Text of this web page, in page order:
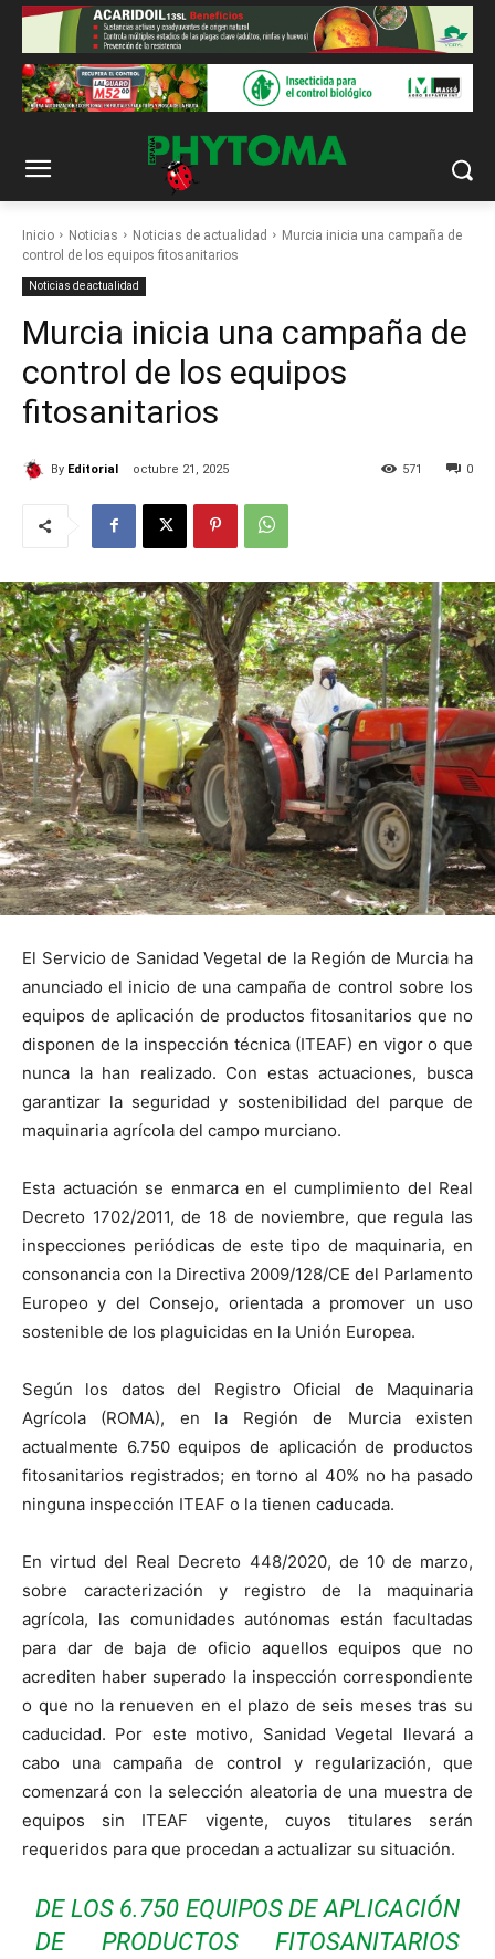
Inicio Noticias Noticias de actualidad
Murcia inicia una campaña de
control de los equipos fitosanitarios
Noticias de actualidad
Murcia inicia una campaña de
control de los equipos
fitosanitarios
By Editorial octubre 21, 2025 0
571
El Servicio de Sanidad Vegetal de la Región de Murcia ha
anunciado el inicio de una campaña de control sobre los
equipos de aplicación de productos fitosanitarios que no
disponen de la inspección técnica (ITEAF) en vigor o que
nunca la han realizado. Con estas actuaciones, busca
garantizar la seguridad y sostenibilidad del parque de
maquinaria agrícola del campo murciano.
Esta actuación se enmarca en el cumplimiento del Real
Decreto 1702/2011, de 18 de noviembre, que regula las
inspecciones periódicas de este tipo de maquinaria, en
consonancia con la Directiva 2009/128/CE del Parlamento
Europeo y del Consejo, orientada a promover un uso
sostenible de los plaguicidas en la Unión Europea.
Según los datos del Registro Oficial de Maquinaria
Agrícola (ROMA), en la Región de Murcia existen
actualmente 6.750 equipos de aplicación de productos
fitosanitarios registrados; en torno al 40% no ha pasado
ninguna inspección ITEAF o la tienen caducada.
En virtud del Real Decreto 448/2020, de 10 de marzo,
sobre caracterización y registro de la maquinaria
agrícola, las comunidades autónomas están facultadas
para dar de baja de oficio aquellos equipos que no
acrediten haber superado la inspección correspondiente
o que no la renueven en el plazo de seis meses tras su
caducidad. Por este motivo, Sanidad Vegetal llevará a
cabo una campaña de control y regularización, que
comenzará con la selección aleatoria de una muestra de
equipos sin ITEAF vigente, cuyos titulares serán
requeridos para que procedan a actualizar su situación.
DE LOS 6.750 EQUIPOS DE APLICACIÓN
DE PRODUCTOS FITOSANITARIOS